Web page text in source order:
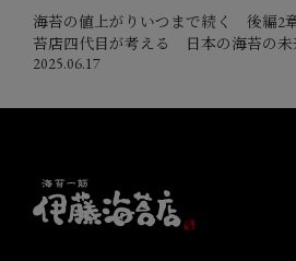
海苔の値上がりいつまで続く 後編2
苔店四代目が考える 日本の海苔の未
2025.06.17